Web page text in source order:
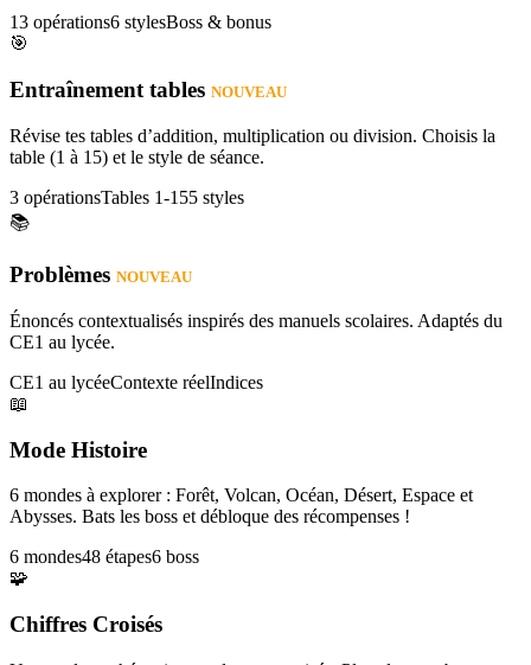
13 opérations6 stylesBoss & bonus
🎯
Entraînement tables NOUVEAU
Révise tes tables d’addition, multiplication ou division. Choisis la
table (1 à 15) et le style de séance.
3 opérationsTables 1-155 styles
📚
Problèmes NOUVEAU
Énoncés contextualisés inspirés des manuels scolaires. Adaptés du
CE1 au lycée.
CE1 au lycéeContexte réelIndices
📖
Mode Histoire
6 mondes à explorer : Forêt, Volcan, Océan, Désert, Espace et
Abysses. Bats les boss et débloque des récompenses !
6 mondes48 étapes6 boss
🧩
Chiffres Croisés